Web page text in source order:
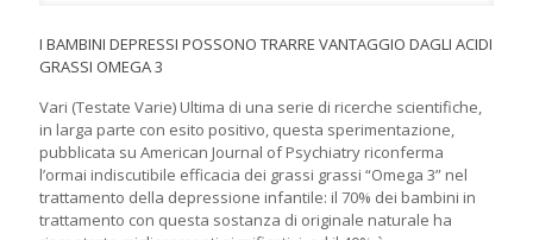
I BAMBINI DEPRESSI POSSONO TRARRE VANTAGGIO DAGLI ACIDI
GRASSI OMEGA 3
Vari (Testate Varie) Ultima di una serie di ricerche scientifiche,
in larga parte con esito positivo, questa sperimentazione,
pubblicata su American Journal of Psychiatry riconferma
l’ormai indiscutibile efficacia dei grassi grassi “Omega 3” nel
trattamento della depressione infantile: il 70% dei bambini in
trattamento con questa sostanza di originale naturale ha